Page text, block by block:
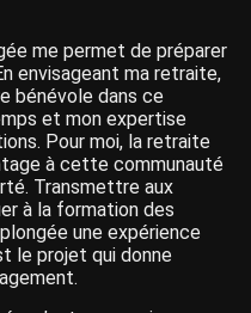
me permet de préparer
envisageant ma retraite,
bénévole dans ce
et mon expertise
Pour moi, la retraite
à cette communauté
Transmettre aux
à la formation des
une expérience
le projet qui donne